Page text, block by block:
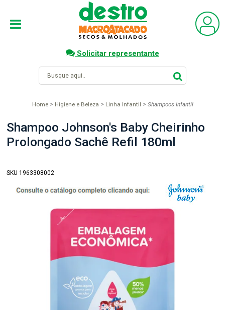
Solicitar representante
Home Higiene e Beleza Linha Infantil Shampoos Infantil
Shampoo Johnson's Baby Cheirinho
Prolongado Sachê Refil 180ml
SKU 1963308002